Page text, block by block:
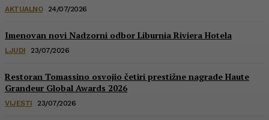
AKTUALNO 24/07/2026
Imenovan novi Nadzorni odbor Liburnia Riviera Hotela
LJUDI 23/07/2026
Restoran Tomassino osvojio četiri prestižne nagrade Haute
Grandeur Global Awards 2026
VIJESTI 23/07/2026